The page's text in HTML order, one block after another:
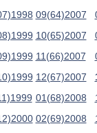
09(64)2007
10(65)2007
11(66)2007
12(67)2007
01(68)2008
02(69)2008